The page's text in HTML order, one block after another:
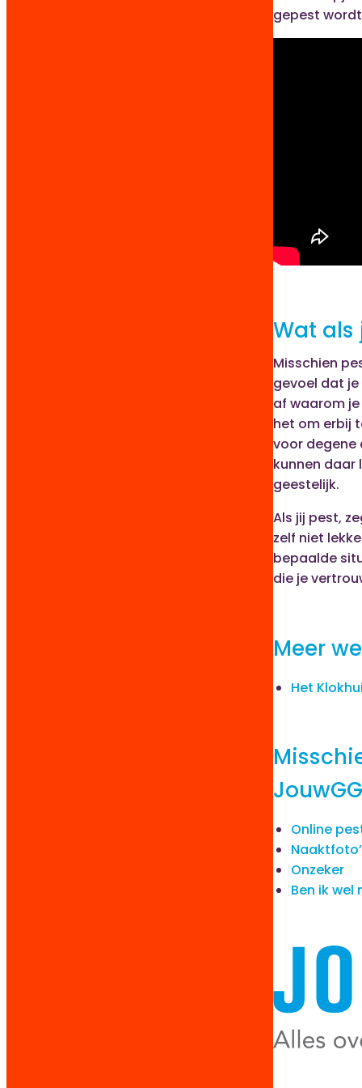
gepest
Wat als
Misschien
gevoel dat
af waarom je
het om erbij
voor degene
kunnen daar
geestelijk.
Als jij pest,
zelf niet
bepaalde
die je
Meer
Het
Online
Onzeker
Ben ik wel